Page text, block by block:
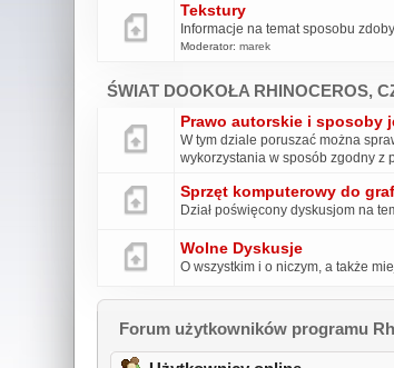
Tekstury
Informacje na temat sposobu
Moderator:marek
ŚWIAT DOOKOŁA RHINOCEROS,
Prawo autorskie i sposoby
W tym dziale poruszać można
wykorzystania w sposób zgodny z
Sprzęt komputerowy do
Dział poświęcony dyskusjom na
Wolne Dyskusje
O wszystkim i o niczym, a także
Forum użytkowników programu